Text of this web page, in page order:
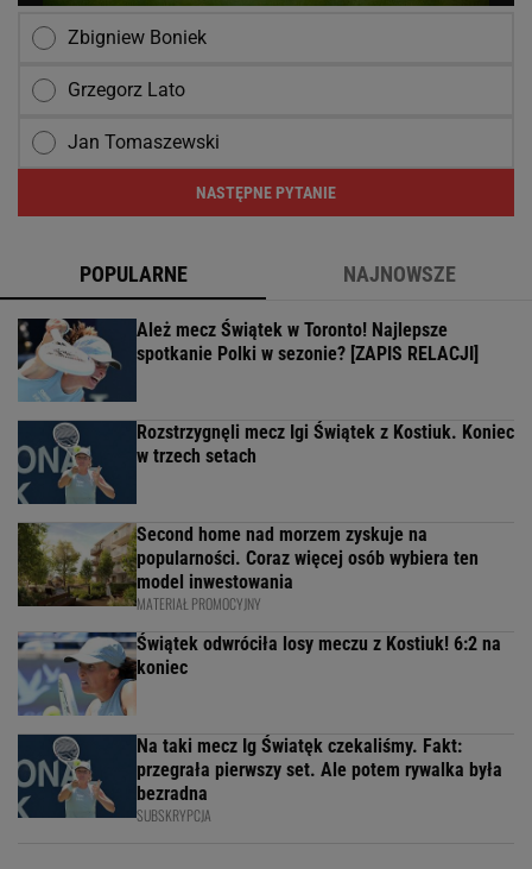
Zbigniew Boniek
Grzegorz Lato
Jan Tomaszewski
NASTĘPNE PYTANIE
POPULARNE NAJNOWSZE
Ależ mecz Świątek w Toronto! Najlepsze
spotkanie Polki w sezonie? [ZAPIS RELACJI]
Rozstrzygnęli mecz Igi Świątek z Kostiuk. Koniec
w trzech setach
Second home nad morzem zyskuje na
popularności. Coraz więcej osób wybiera ten
model inwestowania
MATERIAŁ PROMOCYJNY
Świątek odwróciła losy meczu z Kostiuk! 6:2 na
koniec
Na taki mecz Ig Światęk czekaliśmy. Fakt:
przegrała pierwszy set. Ale potem rywalka była
bezradna
SUBSKRYPCJA